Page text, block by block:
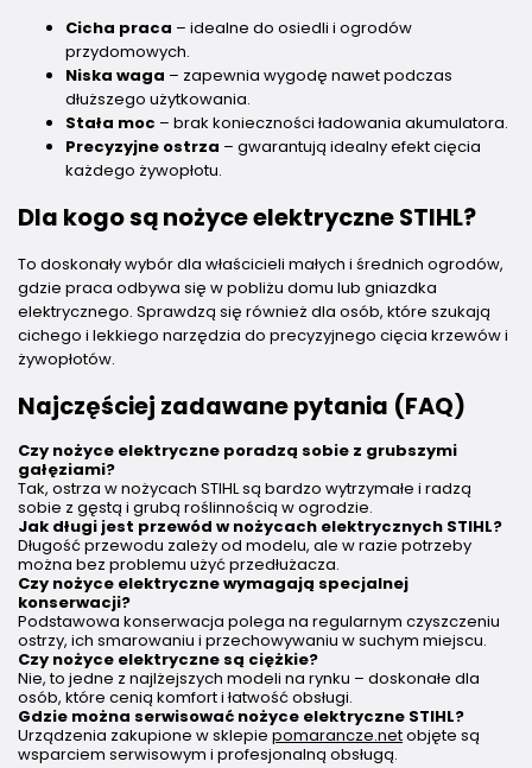
Cicha praca – idealne do osiedli i ogrodów
przydomowych.
Niska waga – zapewnia wygodę nawet podczas
dłuższego użytkowania.
Stała moc – brak konieczności ładowania akumulatora.
Precyzyjne ostrza – gwarantują idealny efekt cięcia
każdego żywopłotu.
Dla kogo są nożyce elektryczne STIHL?
To doskonały wybór dla właścicieli małych i średnich ogrodów,
gdzie praca odbywa się w pobliżu domu lub gniazdka
elektrycznego. Sprawdzą się również dla osób, które szukają
cichego i lekkiego narzędzia do precyzyjnego cięcia krzewów i
żywopłotów.
Najczęściej zadawane pytania (FAQ)
Czy nożyce elektryczne poradzą sobie z grubszymi
gałęziami?
Tak, ostrza w nożycach STIHL są bardzo wytrzymałe i radzą
sobie z gęstą i grubą roślinnością w ogrodzie.
Jak długi jest przewód w nożycach elektrycznych STIHL?
Długość przewodu zależy od modelu, ale w razie potrzeby
można bez problemu użyć przedłużacza.
Czy nożyce elektryczne wymagają specjalnej
konserwacji?
Podstawowa konserwacja polega na regularnym czyszczeniu
ostrzy, ich smarowaniu i przechowywaniu w suchym miejscu.
Czy nożyce elektryczne są ciężkie?
Nie, to jedne z najlżejszych modeli na rynku – doskonałe dla
osób, które cenią komfort i łatwość obsługi.
Gdzie można serwisować nożyce elektryczne STIHL?
Urządzenia zakupione w sklepie pomarancze.netobjęte są
wsparciem serwisowym i profesjonalną obsługą.